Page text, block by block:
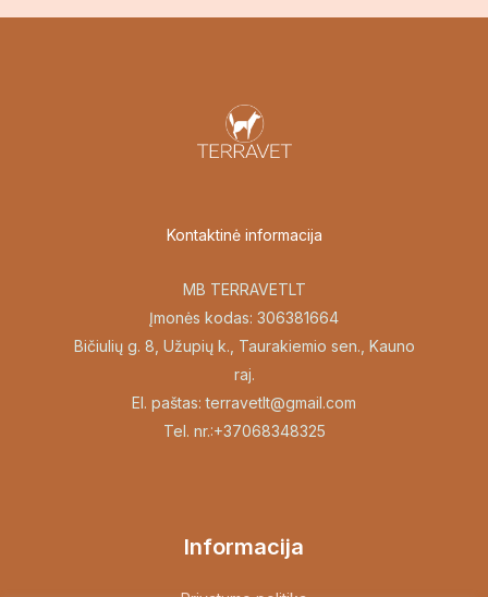
Kontaktinė informacija
MB TERRAVETLT
Įmonės kodas: 306381664
Bičiulių g. 8, Užupių k., Taurakiemio sen., Kauno
raj.
El. paštas: terravetlt@gmail.com
Tel. nr.:+37068348325
Informacija